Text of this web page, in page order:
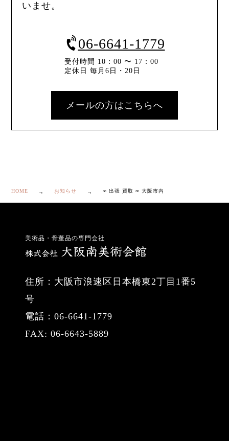
いませ。
06-6641-1779
受付時間 10：00 〜 17：00
定休日 毎月6日・20日
メールの方はこちらへ
HOME お知らせ ∞ 出張 買取 ∞ 大阪市内
美術品・骨董品の専門会社
住所：大阪市浪速区日本橋東2丁目1番5
号
電話：06-6641-1779
FAX: 06-6643-5889